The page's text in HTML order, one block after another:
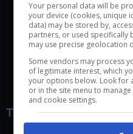
nella ruota delle
Collezionista di
portare con voi una
nella ruota delle tue
precedente);
Tutte le abilità della
Your personal data will be
your device (cookies, unique
data) may be stored by,
partners, or used specifically
may use precise geolocation
Some vendors may process
of legitimate interest, which
your options below. Look for
or in the site menu to
and cookie settings.